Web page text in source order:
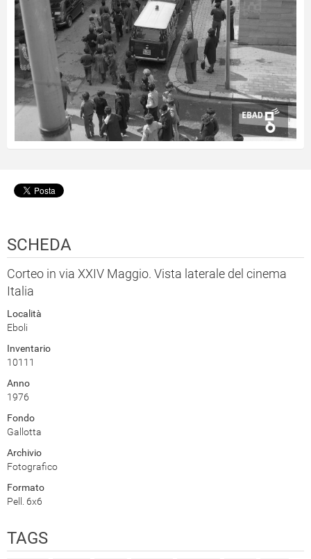
SCHEDA
Corteo in via XXIV Maggio. Vista laterale del cinema
Italia
Località
Eboli
Inventario
10111
Anno
1976
Fondo
Gallotta
Archivio
Fotografico
Formato
Pell. 6x6
TAGS